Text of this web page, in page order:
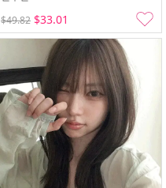
$49.82 $33.01